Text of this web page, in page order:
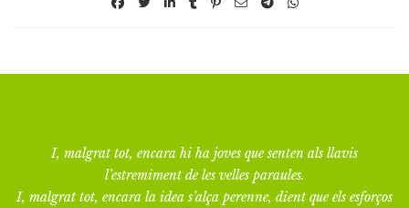
I, malgrat tot, encara hi ha joves que senten als llavis
l’estremiment de les velles paraules.
I, malgrat tot, encara la idea s’alça perenne, dient que els esforços